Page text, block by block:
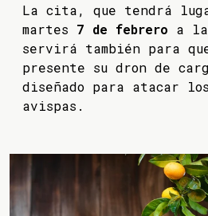
La cita, que tendrá
martes 7 de febrero a
servirá también para que
presente su dron de
diseñado para atacar
avispas.